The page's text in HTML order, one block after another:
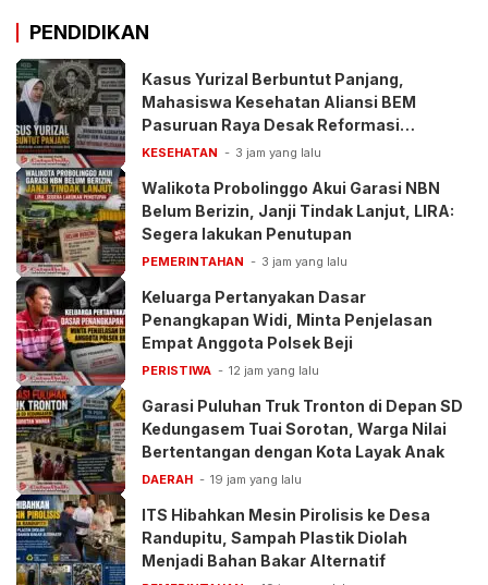
PENDIDIKAN
Kasus Yurizal Berbuntut Panjang,
Mahasiswa Kesehatan Aliansi BEM
Pasuruan Raya Desak Reformasi
Pelayanan BPJS
KESEHATAN 3 jam yang lalu
Walikota Probolinggo Akui Garasi NBN
Belum Berizin, Janji Tindak Lanjut, LIRA:
Segera lakukan Penutupan
PEMERINTAHAN 3 jam yang lalu
Keluarga Pertanyakan Dasar
Penangkapan Widi, Minta Penjelasan
Empat Anggota Polsek Beji
PERISTIWA 12 jam yang lalu
Garasi Puluhan Truk Tronton di Depan SD
Kedungasem Tuai Sorotan, Warga Nilai
Bertentangan dengan Kota Layak Anak
DAERAH 19 jam yang lalu
ITS Hibahkan Mesin Pirolisis ke Desa
Randupitu, Sampah Plastik Diolah
Menjadi Bahan Bakar Alternatif